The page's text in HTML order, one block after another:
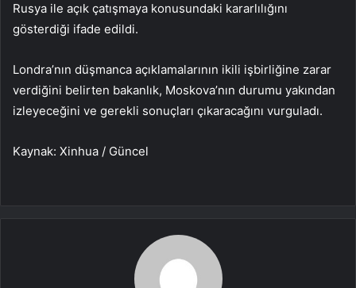
Rusya ile açık çatışmaya konusundaki kararlılığını
gösterdiği ifade edildi.
Londra’nın düşmanca açıklamalarının ikili işbirliğine zarar
verdiğini belirten bakanlık, Moskova’nın durumu yakından
izleyeceğini ve gerekli sonuçları çıkaracağını vurguladı.
Kaynak: Xinhua / Güncel